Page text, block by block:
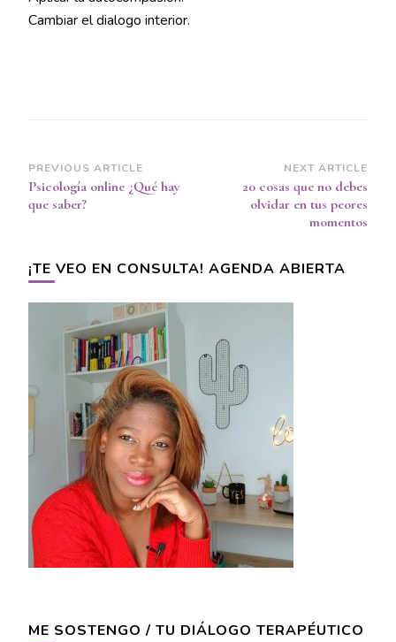
Cambiar el dialogo interior.
Post
Navigation
PREVIOUS ARTICLE
Psicología online ¿Qué hay
que saber?
NEXT ARTICLE
20 cosas que no debes
olvidar en tus peores
momentos
¡TE VEO EN CONSULTA! AGENDA ABIERTA
ME SOSTENGO / TU DIÁLOGO TERAPÉUTICO